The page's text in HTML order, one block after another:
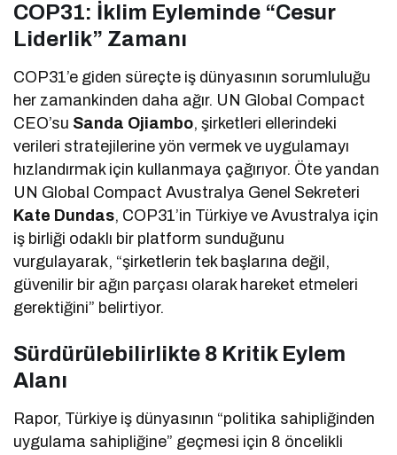
COP31: İklim Eyleminde “Cesur
Liderlik” Zamanı
COP31’e giden süreçte iş dünyasının sorumluluğu
her zamankinden daha ağır. UN Global Compact
CEO’su Sanda Ojiambo, şirketleri ellerindeki
verileri stratejilerine yön vermek ve uygulamayı
hızlandırmak için kullanmaya çağırıyor. Öte yandan
UN Global Compact Avustralya Genel Sekreteri
Kate Dundas, COP31’in Türkiye ve Avustralya için
iş birliği odaklı bir platform sunduğunu
vurgulayarak, “şirketlerin tek başlarına değil,
güvenilir bir ağın parçası olarak hareket etmeleri
gerektiğini” belirtiyor.
Sürdürülebilirlikte 8 Kritik Eylem
Alanı
Rapor, Türkiye iş dünyasının “politika sahipliğinden
uygulama sahipliğine” geçmesi için 8 öncelikli